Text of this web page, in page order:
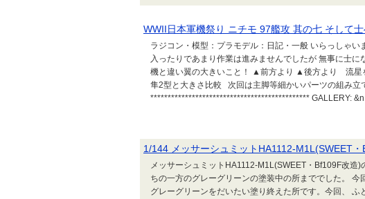
WWII日本軍機祭り ニチモ 97艦攻 其の七 そして
ラジコン・模型：プラモデル：日記・一般 いらっしゃ
入ったりであまり作業は進みませんでしたが 無事に士
機と違い翼の大きいこと！ ▲前方より ▲後方より 流星
隼2型と大きさ比較 次回は主脚等細かいパーツの組み立
********************************************** GALLERY:
1/144 メッサーシュミットHA1112-M1L(SWEET
メッサーシュミットHA1112-M1L(SWEET・Bf109F改造
ちの一方のグレーグリーンの塗装中の所まででした。
グレーグリーンをだいたい塗り終えた所です。今回、